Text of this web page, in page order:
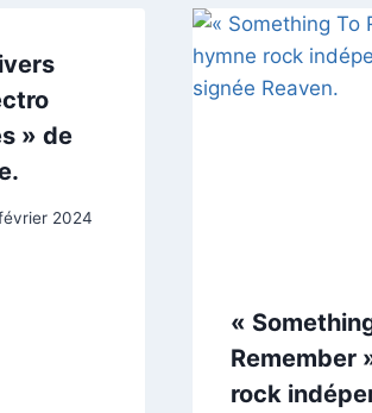
» de
2024
«
Remember
rock